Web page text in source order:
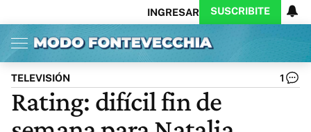
INGRESAR SUSCRIBITE
Inicio Ahora
Opinión
Política
Ciencia
Cultura
Arte
Educación
Deportes
Actualidad
TELEVISIÓN 1
Rating: difícil fin de